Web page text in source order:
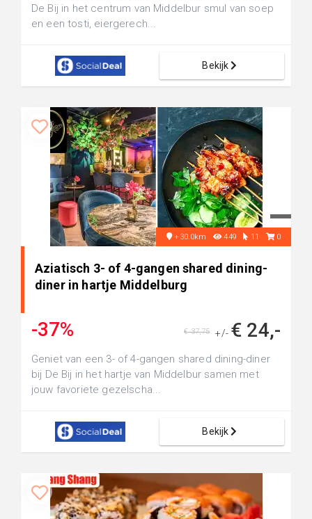
De Bij in het centrum van Middelbur smul van soep
en een tosti, eiergerech...
Bekijk
+30.0km 449 11 0
Aziatisch 3- of 4-gangen shared dining-
diner in hartje Middelburg
-37% +/- € 24,-
€ 37,75
Geniet van een 3- of 4-gangen shared dining-diner
bij De Bij in het hartje van Middelbur samen met
jouw favoriete gezelscha...
Bekijk